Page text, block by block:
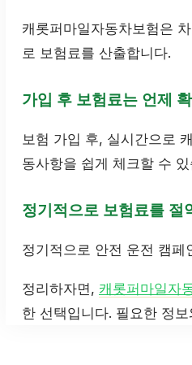
캐롯퍼마일자동차보험은
로 보험료를 산출합니다.
가입 후 보험료는 언제
보험 가입 후, 실시간으로
동사항을 쉽게 체크할 수
정기적으로 보험료를 절
정기적으로 안전 운전 캠
정리하자면, 캐롯퍼마일자
한 선택입니다. 필요한 정